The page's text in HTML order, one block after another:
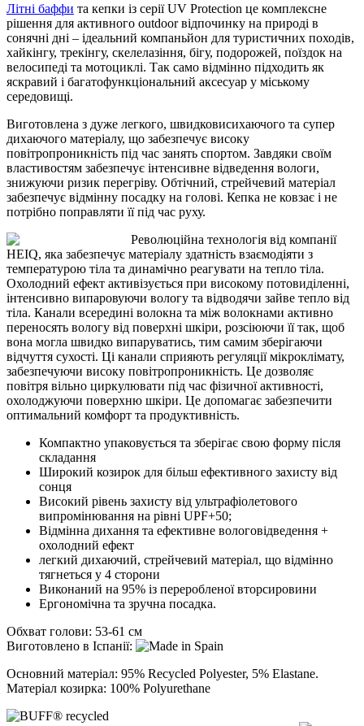
Літні баффи та кепки із серії UV Protection це комплексне
рішення для активного outdoor відпочинку на природі в
сонячні дні – ідеальний компаньйон для туристичних походів,
хайкінгу, трекінгу, скелелазіння, бігу, подорожей, поїздок на
велосипеді та мотоциклі. Так само відмінно підходить як
яскравий і багатофункціональний аксесуар у міському
середовищі.
Виготовлена з дуже легкого, швидковисихаючого та супер
дихаючого матеріалу, що забезпечує високу
повітропроникність під час занять спортом. Завдяки своїм
властивостям забезпечує інтенсивне відведення вологи,
знижуючи ризик перегріву. Обтічний, стрейчевий матеріал
забезпечує відмінну посадку на голові. Кепка не ковзає і не
потрібно поправляти її під час руху.
Революційна технологія від компанії
HEIQ, яка забезпечує матеріалу здатність взаємодіяти з
температурою тіла та динамічно реагувати на тепло тіла.
Охолодний ефект активізується при високому потовиділенні,
інтенсивно випаровуючи вологу та відводячи зайве тепло від
тіла. Канали всередині волокна та між волокнами активно
переносять вологу від поверхні шкіри, розсіюючи її так, щоб
вона могла швидко випаруватись, тим самим зберігаючи
відчуття сухості. Ці канали сприяють регуляції мікроклімату,
забезпечуючи високу повітропроникність. Це дозволяє
повітря вільно циркулювати під час фізичної активності,
охолоджуючи поверхню шкіри. Це допомагає забезпечити
оптимальний комфорт та продуктивність.
Компактно упаковується та зберігає свою форму після
складання
Широкий козирок для більш ефективного захисту від
сонця
Високий рівень захисту від ультрафіолетового
випромінювання на рівні UPF+50;
Відмінна дихання та ефективне вологовідведення +
охолодний ефект
легкий дихаючий, стрейчевий матеріал, що відмінно
тягнеться у 4 сторони
Виконаний на 95% із переробленої вторсировини
Ергономічна та зручна посадка.
Обхват голови: 53-61 см
Виготовлено в Іспанії:
Основний матеріал: 95% Recycled Polyester, 5% Elastane.
Матеріал козирка: 100% Polyurethane